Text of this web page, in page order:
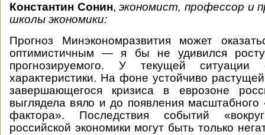
Константин Сонин,экономист, профессор и
школы экономики:
Прогноз Минэкономразвития может
оптимистичным — я бы не удивился
прогнозируемого. У текущей ситуации
характеристики. На фоне устойчиво
завершающегося кризиса в еврозоне
выглядела вяло и до появления масштабного
фактора». Последствия событий
российской экономики могут быть только